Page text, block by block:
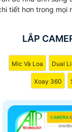
tiết hơn trong mọi
LẮP
Mic Và Loa Dual
Xoay 360